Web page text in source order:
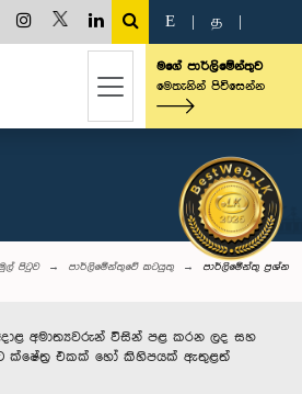
E த
මගේ පාර්ලිමේන්තුව
මෙතැනින් පිවිසෙන්න
මුල් පිටුව පාර්ලිමේන්තුවේ කටයුතු පාර්ලි‌මේන්තු‌ ප්‍රශ්න
අමාත්‍යවරුන් විසින් පළ කරන ලද සහ
ක්ෂේත්‍ර එකක් හෝ කිහිපයක් ඇතුළත්